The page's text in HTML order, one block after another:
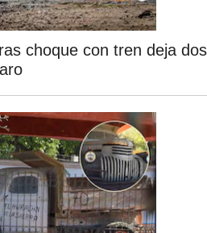
choque con tren deja dos